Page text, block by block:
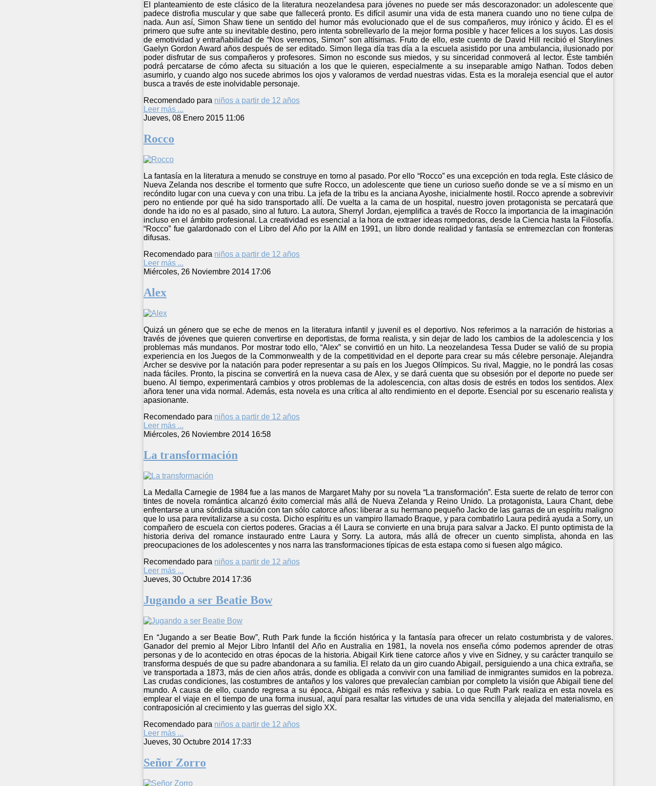
El planteamiento de este clásico de la literatura neozelandesa para jóvenes no puede ser más descorazonador: un adolescente que
padece distrofia muscular y que sabe que fallecerá pronto. Es difícil asumir una vida de esta manera cuando uno no tiene culpa de
nada. Aun así, Simon Shaw tiene un sentido del humor más evolucionado que el de sus compañeros, muy irónico y ácido. Él es el
primero que sufre ante su inevitable destino, pero intenta sobrellevarlo de la mejor forma posible y hacer felices a los suyos. Las dosis
de emotividad y entrañabilidad de “Nos veremos, Simon” son altísimas. Fruto de ello, este cuento de David Hill recibió el Storylines
Gaelyn Gordon Award años después de ser editado. Simon llega día tras día a la escuela asistido por una ambulancia, ilusionado por
poder disfrutar de sus compañeros y profesores. Simon no esconde sus miedos, y su sinceridad conmoverá al lector. Éste también
podrá percatarse de cómo afecta su situación a los que le quieren, especialmente a su inseparable amigo Nathan. Todos deben
asumirlo, y cuando algo nos sucede abrimos los ojos y valoramos de verdad nuestras vidas. Esta es la moraleja esencial que el autor
busca a través de este inolvidable personaje.
Recomendado para niños a partir de 12 años
Leer más ...
Jueves, 08 Enero 2015 11:06
Rocco
La fantasía en la literatura a menudo se construye en torno al pasado. Por ello “Rocco” es una excepción en toda regla. Este clásico de
Nueva Zelanda nos describe el tormento que sufre Rocco, un adolescente que tiene un curioso sueño donde se ve a sí mismo en un
recóndito lugar con una cueva y con una tribu. La jefa de la tribu es la anciana Ayoshe, inicialmente hostil. Rocco aprende a sobrevivir
pero no entiende por qué ha sido transportado allí. De vuelta a la cama de un hospital, nuestro joven protagonista se percatará que
donde ha ido no es al pasado, sino al futuro. La autora, Sherryl Jordan, ejemplifica a través de Rocco la importancia de la imaginación
incluso en el ámbito profesional. La creatividad es esencial a la hora de extraer ideas rompedoras, desde la Ciencia hasta la Filosofía.
“Rocco” fue galardonado con el Libro del Año por la AIM en 1991, un libro donde realidad y fantasía se entremezclan con fronteras
difusas.
Recomendado para niños a partir de 12 años
Leer más ...
Miércoles, 26 Noviembre 2014 17:06
Alex
Quizá un género que se eche de menos en la literatura infantil y juvenil es el deportivo. Nos referimos a la narración de historias a
través de jóvenes que quieren convertirse en deportistas, de forma realista, y sin dejar de lado los cambios de la adolescencia y los
problemas más mundanos. Por mostrar todo ello, “Alex” se convirtió en un hito. La neozelandesa Tessa Duder se valió de su propia
experiencia en los Juegos de la Commonwealth y de la competitividad en el deporte para crear su más célebre personaje. Alejandra
Archer se desvive por la natación para poder representar a su país en los Juegos Olímpicos. Su rival, Maggie, no le pondrá las cosas
nada fáciles. Pronto, la piscina se convertirá en la nueva casa de Alex, y se dará cuenta que su obsesión por el deporte no puede ser
bueno. Al tiempo, experimentará cambios y otros problemas de la adolescencia, con altas dosis de estrés en todos los sentidos. Alex
añora tener una vida normal. Además, esta novela es una crítica al alto rendimiento en el deporte. Esencial por su escenario realista y
apasionante.
Recomendado para niños a partir de 12 años
Leer más ...
Miércoles, 26 Noviembre 2014 16:58
La transformación
La Medalla Carnegie de 1984 fue a las manos de Margaret Mahy por su novela “La transformación”. Esta suerte de relato de terror con
tintes de novela romántica alcanzó éxito comercial más allá de Nueva Zelanda y Reino Unido. La protagonista, Laura Chant, debe
enfrentarse a una sórdida situación con tan sólo catorce años: liberar a su hermano pequeño Jacko de las garras de un espíritu maligno
que lo usa para revitalizarse a su costa. Dicho espíritu es un vampiro llamado Braque, y para combatirlo Laura pedirá ayuda a Sorry, un
compañero de escuela con ciertos poderes. Gracias a él Laura se convierte en una bruja para salvar a Jacko. El punto optimista de la
historia deriva del romance instaurado entre Laura y Sorry. La autora, más allá de ofrecer un cuento simplista, ahonda en las
preocupaciones de los adolescentes y nos narra las transformaciones típicas de esta estapa como si fuesen algo mágico.
Recomendado para niños a partir de 12 años
Leer más ...
Jueves, 30 Octubre 2014 17:36
Jugando a ser Beatie Bow
En “Jugando a ser Beatie Bow”, Ruth Park funde la ficción histórica y la fantasía para ofrecer un relato costumbrista y de valores.
Ganador del premio al Mejor Libro Infantil del Año en Australia en 1981, la novela nos enseña cómo podemos aprender de otras
personas y de lo acontecido en otras épocas de la historia. Abigail Kirk tiene catorce años y vive en Sidney, y su carácter tranquilo se
transforma después de que su padre abandonara a su familia. El relato da un giro cuando Abigail, persiguiendo a una chica extraña, se
ve transportada a 1873, más de cien años atrás, donde es obligada a convivir con una familiad de inmigrantes sumidos en la pobreza.
Las crudas condiciones, las costumbres de antaños y los valores que prevalecían cambian por completo la visión que Abigail tiene del
mundo. A causa de ello, cuando regresa a su época, Abigail es más reflexiva y sabia. Lo que Ruth Park realiza en esta novela es
emplear el viaje en el tiempo de una forma inusual, aquí para resaltar las virtudes de una vida sencilla y alejada del materialismo, en
contraposición al crecimiento y las guerras del siglo XX.
Recomendado para niños a partir de 12 años
Leer más ...
Jueves, 30 Octubre 2014 17:33
Señor Zorro